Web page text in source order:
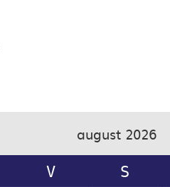
august 2026
V S